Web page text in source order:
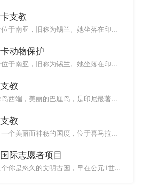
支教
斯里兰卡位于南亚，旧称为锡兰。她坐落在印度洋上，位于印度东南部，接近赤道，终年如夏，是个热带岛国。斯里兰卡形如水滴，被誉为“上帝的眼泪”和“印度洋上的珍珠”。她历史悠久、底蕴丰厚、“地小物博”--世界八大遗产、迷人的海滨、神秘的宗教、丰富的动植物资源、好客的人民、低廉的物价、独特的异域文化等。此外，斯里兰卡的宝石和红茶更是享誉世界。
动物保护
斯里兰卡位于南亚，旧称为锡兰。她坐落在印度洋上，位于印度东南部，接近赤道，终年如夏，是个热带岛国。斯里兰卡形如水滴，被誉为“上帝的眼泪”和“印度洋上的珍珠”。她历史悠久、底蕴丰厚、“地小物博”--世界八大遗产、迷人的海滨、神秘的宗教、丰富的动植物资源、好客的人民、低廉的物价、独特的异域文化等。此外，斯里兰卡的宝石和红茶更是享誉世界。
教
小巽他群岛西端，美丽的巴厘岛，是印尼最著名的旅游胜地。无论你到哪里，都能感受到这里的人们虔诚的宗教信仰和多彩的艺术文化气氛。巴厘岛的建筑、音乐、舞蹈和装饰都是具有独特风格的，让人不由驻欣赏。
教
尼泊尔，一个美丽而神秘的国度，位于喜马拉雅山脉南麓，北与我国接壤，并保持着非常和睦的邻国关系。它有着独一无二的古老建筑，作为一座历史悠久的城市，独特的自然风光让人叹为观止，其建筑艺术和木石雕刻造诣非凡，成千上万座庙宇，宫殿，宝塔，不愧于“寺庙之城”的盛名。
际志愿者项目
柬埔寨是个你是悠久的文明古国，早在公元1世纪建立了统一的王国。20世纪70年代开始，柬埔寨经历了长期的战争。1993年，随着柬埔寨国家权力机构相继成立和民族和解的实现，柬埔寨进入和平发展的新时期。